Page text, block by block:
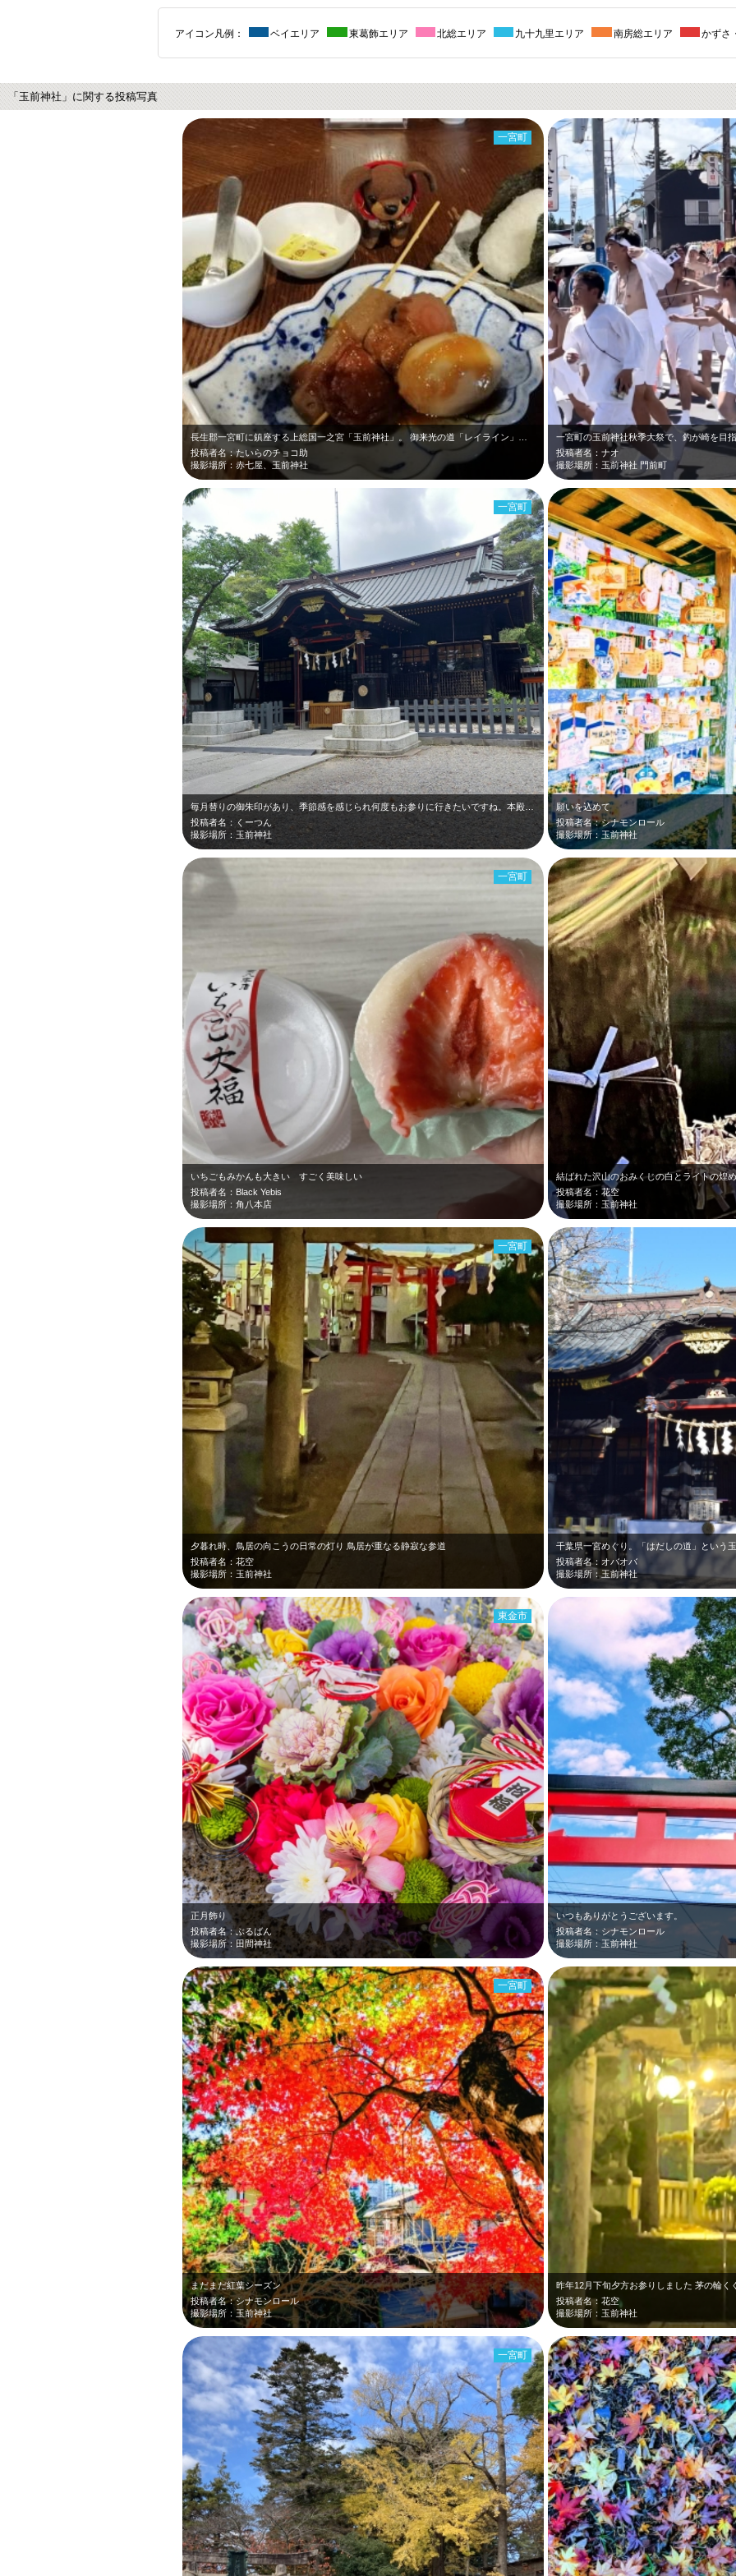
アイコン凡例： ベイエリア 東葛飾エリア 北総エリア 九十九里エリア 南房総エリア かずさ
「玉前神社」に関する投稿写真
投稿者名：たいらのチョコ助
撮影場所：赤七屋、玉前神社
一宮町
投稿者名：ナオ
撮影場所：玉前神社 門前町
投稿者名：くーつん
撮影場所：玉前神社
一宮町
願いを込めて
投稿者名：シナモンロール
撮影場所：玉前神社
いちごもみかんも大きい すごく美味しい
投稿者名：Black Yebis
撮影場所：角八本店
一宮町
結ばれた沢山のおみくじの白とライトの煌
投稿者名：花空
撮影場所：玉前神社
夕暮れ時、鳥居の向こうの日常の灯り 鳥居が重なる静寂な参道
投稿者名：花空
撮影場所：玉前神社
一宮町
投稿者名：オバオバ
撮影場所：玉前神社
正月飾り
投稿者名：ぶるばん
撮影場所：田間神社
東金市
いつもありがとうございます。
投稿者名：シナモンロール
撮影場所：玉前神社
まだまだ紅葉シーズン
投稿者名：シナモンロール
撮影場所：玉前神社
一宮町
昨年12月下旬夕方お参りしました 茅の輪く
投稿者名：花空
撮影場所：玉前神社
一宮町